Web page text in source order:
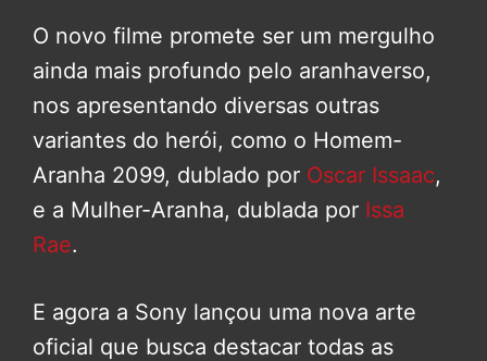
O novo filme promete ser um mergulho
ainda mais profundo pelo aranhaverso,
nos apresentando diversas outras
variantes do herói, como o Homem-
Aranha 2099, dublado por Oscar Issaac,
e a Mulher-Aranha, dublada por Issa
Rae.
E agora a Sony lançou uma nova arte
oficial que busca destacar todas as